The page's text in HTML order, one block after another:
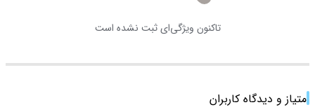
تاکنون ویژگی‌ای ثبت نشده است
امتیاز و دیدگاه کاربران